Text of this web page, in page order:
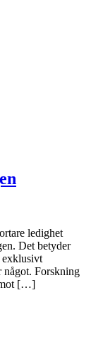
ledighet
Det betyder
exklusivt
något. Forskning
[…]